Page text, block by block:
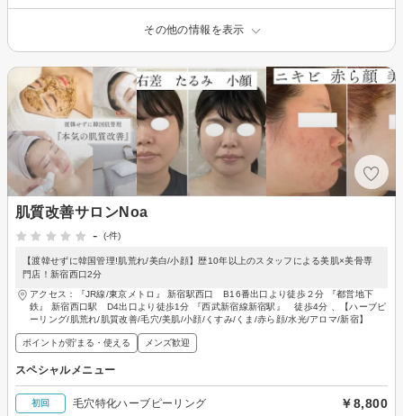
その他の情報を表示
肌質改善サロンNoa
-
(-件)
【渡韓せずに韓国管理!肌荒れ/美白/小顔】歴10年以上のスタッフによる美肌×美骨専
門店！新宿西口2分
アクセス：『JR線/東京メトロ』 新宿駅西口 B16番出口より徒歩２分 『都営地下
鉄』 新宿西口駅 D4出口より徒歩1分 『西武新宿線新宿駅』 徒歩4分 、【ハーブピ
ーリング/肌荒れ/肌質改善/毛穴/美肌/小顔/くすみ/くま/赤ら顔/水光/アロマ/新宿】
ポイントが貯まる・使える メンズ歓迎
スペシャルメニュー
初回 毛穴特化ハーブピーリング ￥8,800